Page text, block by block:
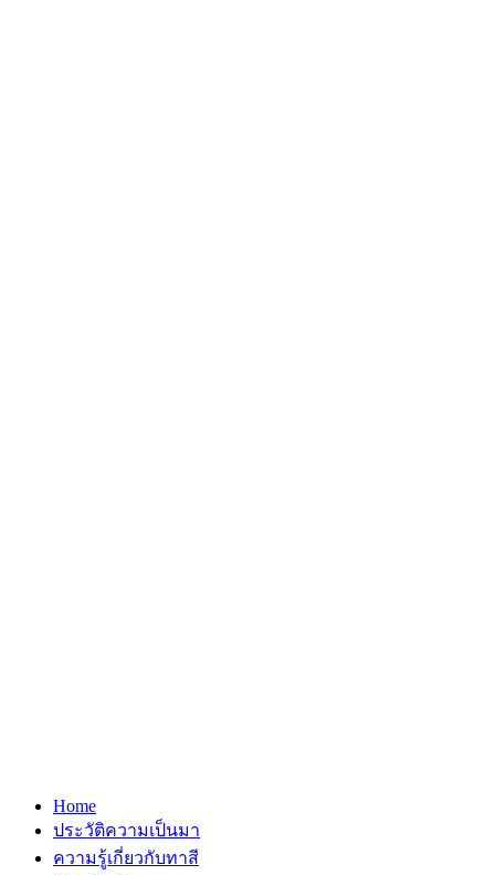
Home
ประวัติความเป็นมา
ความรู้เกี่ยวกับทาสี